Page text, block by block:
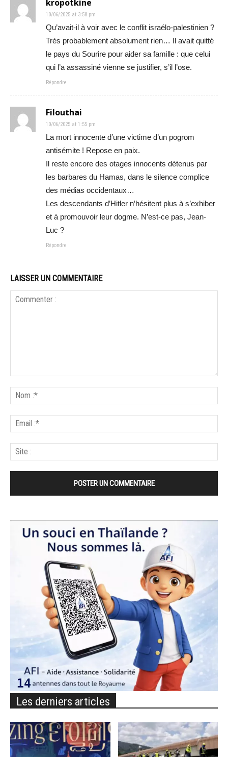
kropotkine
10/06/2025 at 3:58 pm
Qu’avait-il à voir avec le conflit israélo-palestinien ?
Très probablement absolument rien… Il avait quitté
le pays du Sourire pour aider sa famille : que celui
qui l’a assassiné vienne se justifier, s’il l’ose.
Répondre
Filouthai
10/06/2025 at 1:55 pm
La mort innocente d’une victime d’un pogrom
antisémite ! Repose en paix.
Il reste encore des otages innocents détenus par
les barbares du Hamas, dans le silence complice
des médias occidentaux…
Les descendants d’Hitler n’hésitent plus à s’exhiber
et à promouvoir leur dogme. N’est-ce pas, Jean-
Luc ?
Répondre
LAISSER UN COMMENTAIRE
Les derniers articles